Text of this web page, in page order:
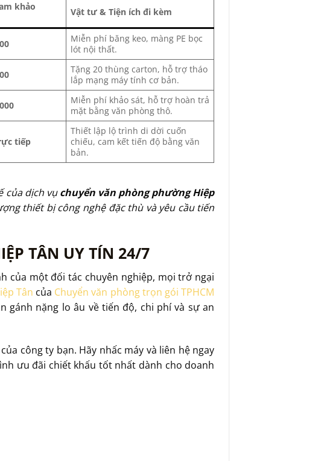
khảo
Vật tư & Tiện ích đi kèm
Miễn phí băng keo, màng PE bọc
lót nội thất.
Tặng 20 thùng carton, hỗ trợ tháo
lắp mạng máy tính cơ bản.
Miễn phí khảo sát, hỗ trợ hoàn trả
mặt bằng văn phòng thô.
tiếp
Thiết lập lộ trình di dời cuốn
chiếu, cam kết tiến độ bằng văn
bản.
của dịch vụchuyển văn phòng phường Hiệp
thiết bị công nghệ đặc thù và yêu cầu tiến
TÂN UY TÍN 24/7
của một đối tác chuyên nghiệp, mọi trở ngại
Tân của Chuyển văn phòng trọn gói TPHCM
gánh nặng lo âu về tiến độ, chi phí và sự an
công ty bạn. Hãy nhấc máy và liên hệ ngay
ưu đãi chiết khấu tốt nhất dành cho doanh